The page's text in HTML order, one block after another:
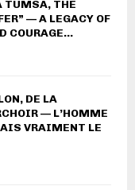
TUMSA, THE
— A LEGACY OF
COURAGE...
DE LA
— L’HOMME
VRAIMENT LE